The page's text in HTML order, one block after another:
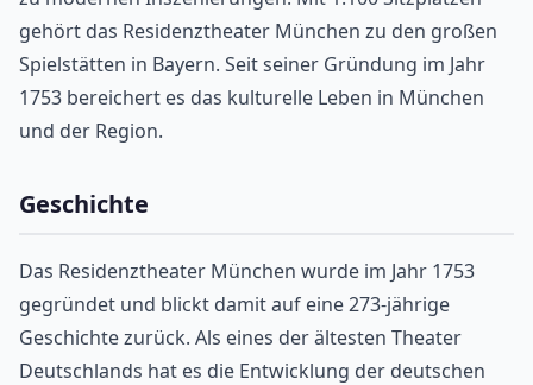
gehört das Residenztheater München zu den großen
Spielstätten in Bayern. Seit seiner Gründung im Jahr
1753 bereichert es das kulturelle Leben in München
und der Region.
Geschichte
Das Residenztheater München wurde im Jahr 1753
gegründet und blickt damit auf eine 273-jährige
Geschichte zurück. Als eines der ältesten Theater
Deutschlands hat es die Entwicklung der deutschen